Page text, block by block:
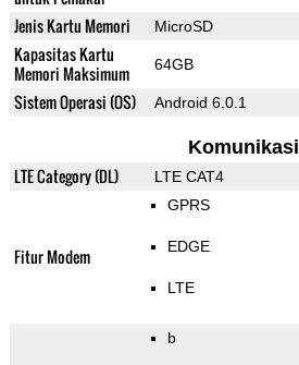
Jenis Kartu Memori
MicroSD
Kapasitas Kartu
Memori Maksimum
64GB
Sistem Operasi (OS) Android 6.0.1
Komunikasi
LTE Category (DL) LTE CAT4
Fitur Modem
GPRS
EDGE
LTE
b